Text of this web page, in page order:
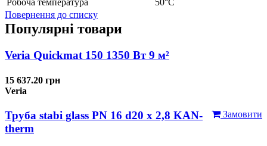
Повернення до списку
Популярні товари
Veria Quickmat 150 1350 Вт 9 м²
15 637.20 грн
Veria
Замовити
Труба stabi glass PN 16 d20 х 2,8 KAN-
therm